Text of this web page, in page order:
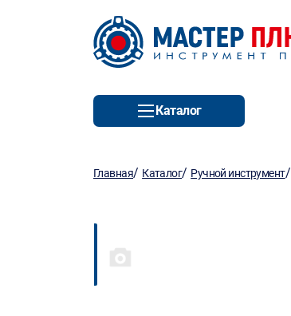
Каталог
Главная/ Каталог/ Ручной инструмент/